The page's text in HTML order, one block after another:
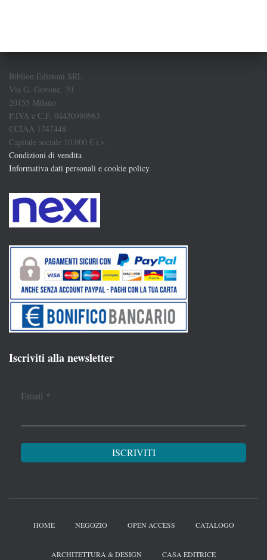
Biblion Edizioni SRL
Via G. Govone, 70
20155 Milano
P.IVA e C.F. 04430980963
CCIAA 1747448
Capitale sociale 10.000 € i.v.
Condizioni di vendita
Informativa dati personali e cookie policy
Iscriviti alla newsletter
Email *
HOME NEGOZIO OPEN ACCESS CATALOGO
ARCHITETTURA & DESIGN CASA EDITRICE